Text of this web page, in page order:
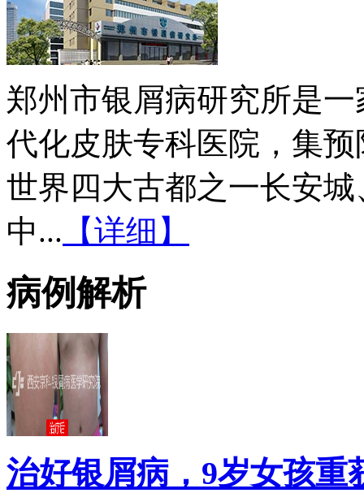
郑州市银屑病研究所是
代化皮肤专科医院，集
世界四大古都之一长安
中... 【详细】
病例解析
治好银屑病，9岁女孩重